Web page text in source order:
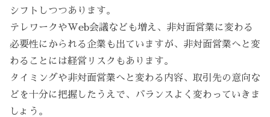
シフトしつつあります。
テレワークやWeb会議なども増え、非対面営業に変わる
必要性にかられる企業も出ていますが、非対面営業へと変
わることには経営リスクもあります。
タイミングや非対面営業へと変わる内容、取引先の意向な
どを十分に把握したうえで、バランスよく変わっていきま
しょう。